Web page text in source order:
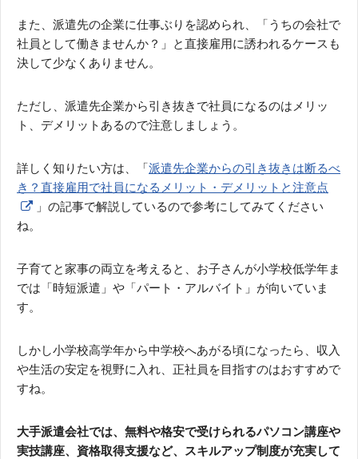
また、派遣先の企業に仕事ぶりを認められ、「うちの会社で
社員として働きませんか？」と直接雇用に誘われるケースも
決して少なくありません。
ただし、派遣先企業から引き抜きで社員になるのはメリッ
ト、デメリットあるので注意しましょう。
詳しく知りたい方は、「派遣先企業からの引き抜きは断るべ
き？直接雇用で社員になるメリット・デメリットと注意点
」の記事で解説しているので参考にしてみてください
ね。
子育てと家事の両立を考えると、お子さんが小学校低学年ま
では「時短派遣」や「パート・アルバイト」が向いていま
す。
しかし小学校高学年から中学校へあがる頃になったら、収入
や生活の安定を視野に入れ、正社員を目指すのはおすすめで
すね。
大手派遣会社では、無料や格安で受けられるパソコン講座や
実技講座、資格取得支援など、スキルアップ制度が充実して